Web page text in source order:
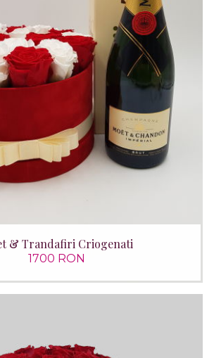
& Trandafiri Criogenati
1700 RON